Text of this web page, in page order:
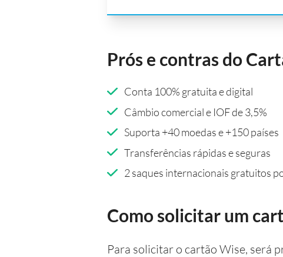
Prós e contras do
Conta 100% gratuita e digital
Câmbio comercial e IOF de 3,5%
Suporta +40 moedas e +150 países
Transferências rápidas e seguras
2 saques internacionais gratuitos
Como solicitar um
Para solicitar o cartão Wise, será